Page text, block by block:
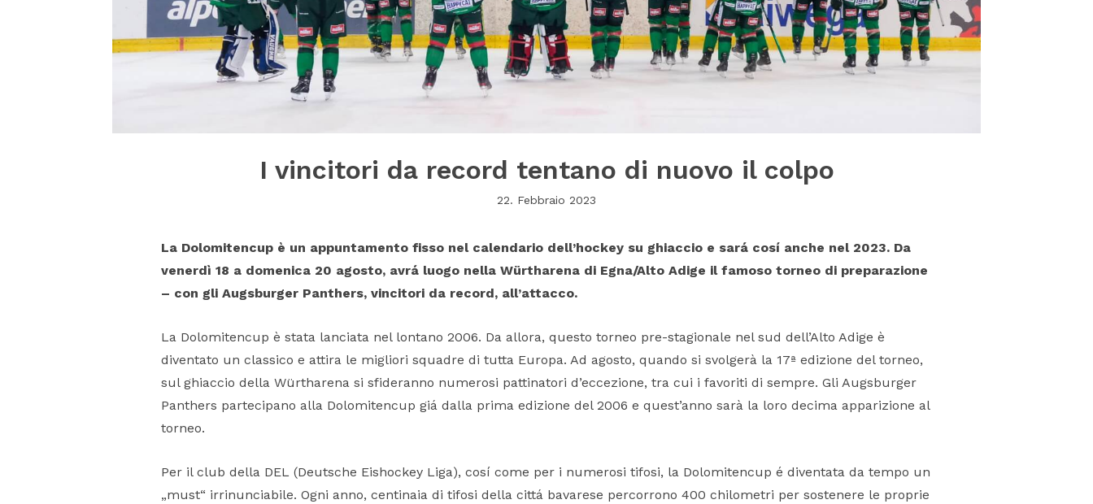
I vincitori da record tentano di nuovo il colpo
22. Febbraio 2023
La Dolomitencup è un appuntamento fisso nel calendario dell’hockey su ghiaccio e sará cosí anche nel 2023. Da
venerdì 18 a domenica 20 agosto, avrá luogo nella Würtharena di Egna/Alto Adige il famoso torneo di preparazione
– con gli Augsburger Panthers, vincitori da record, all’attacco.
La Dolomitencup è stata lanciata nel lontano 2006. Da allora, questo torneo pre-stagionale nel sud dell’Alto Adige è
diventato un classico e attira le migliori squadre di tutta Europa. Ad agosto, quando si svolgerà la 17ª edizione del torneo,
sul ghiaccio della Würtharena si sfideranno numerosi pattinatori d’eccezione, tra cui i favoriti di sempre. Gli Augsburger
Panthers partecipano alla Dolomitencup giá dalla prima edizione del 2006 e quest’anno sarà la loro decima apparizione al
torneo.
Per il club della DEL (Deutsche Eishockey Liga), cosí come per i numerosi tifosi, la Dolomitencup é diventata da tempo un
„must“ irrinunciabile. Ogni anno, centinaia di tifosi della cittá bavarese percorrono 400 chilometri per sostenere le proprie